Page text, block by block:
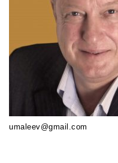
umaleev@gmail.com